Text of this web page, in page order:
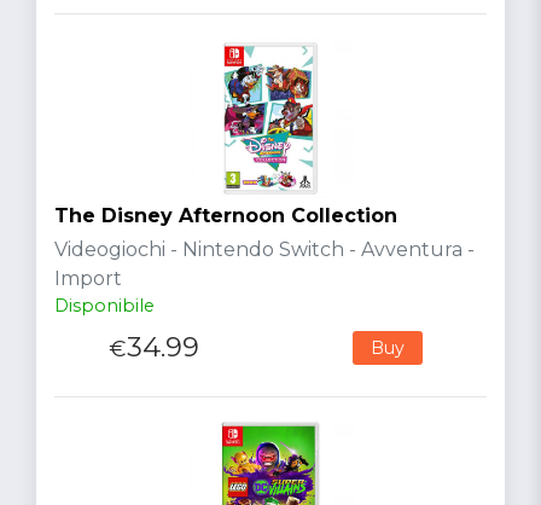
The Disney Afternoon Collection
Videogiochi - Nintendo Switch - Avventura -
Import
Disponibile
€34.99 Buy